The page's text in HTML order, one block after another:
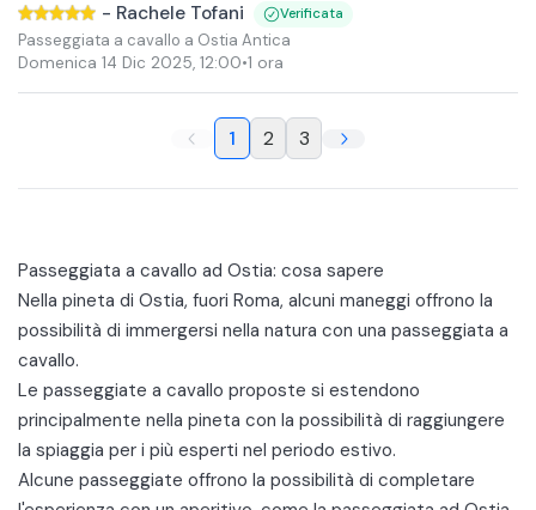
- Rachele Tofani Verificata
Passeggiata a cavallo a Ostia Antica
Domenica 14 Dic 2025, 12:00•1 ora
1 2 3
Passeggiata a cavallo ad Ostia: cosa sapere
Nella pineta di Ostia, fuori Roma, alcuni maneggi offrono la
possibilità di immergersi nella natura con una passeggiata a
cavallo.
Le passeggiate a cavallo proposte si estendono
principalmente nella pineta con la possibilità di raggiungere
la spiaggia per i più esperti nel periodo estivo.
Alcune passeggiate offrono la possibilità di completare